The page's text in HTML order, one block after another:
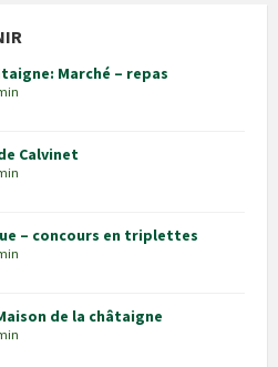
Marché – repas
Calvinet
– concours en triplettes
de la châtaigne